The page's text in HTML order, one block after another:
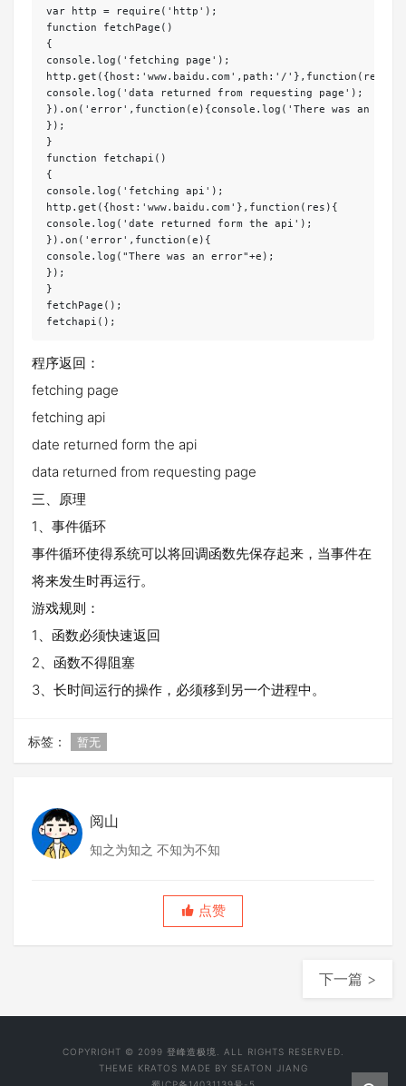
var http = require('http');
function fetchPage()
{
console.log('fetching page');
http.get({host:'www.baidu.com',path:'/'},function(res){
console.log('data returned from requesting page');
}).on('error',function(e){console.log('There was an
});
}
function fetchapi()
{
console.log('fetching api');
http.get({host:'www.baidu.com'},function(res){
console.log('date returned form the api');
}).on('error',function(e){
console.log("There was an error"+e);
});
}
fetchPage();
程序返回：
fetching page
fetching api
date returned form the api
data returned from requesting page
三、原理
1、事件循环
事件循环使得系统可以将回调函数先保存起来，当事件在
将来发生时再运行。
游戏规则：
1、函数必须快速返回
2、函数不得阻塞
3、长时间运行的操作，必须移到另一个进程中。
标签： 暂无
阅山
知之为知之 不知为不知
点赞
下一篇 >
COPYRIGHT © 2099 登峰造极境. ALL RIGHTS RESERVED.
THEME KRATOS MADE BY SEATON JIANG